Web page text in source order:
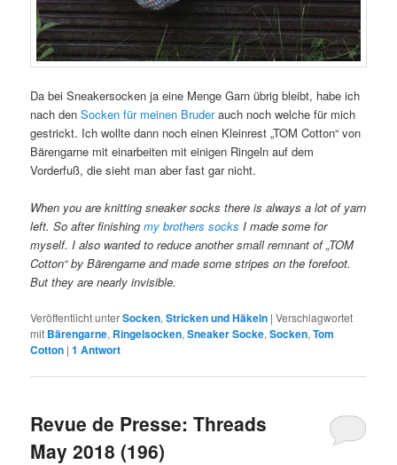
Da bei Sneakersocken ja eine Menge Garn übrig bleibt, habe ich
nach denSocken für meinen Bruderauch noch welche für mich
gestrickt. Ich wollte dann noch einen Kleinrest „TOM Cotton“ von
Bärengarne mit einarbeiten mit einigen Ringeln auf dem
Vorderfuß, die sieht man aber fast gar nicht.
When you are knitting sneaker socks there is always a lot of yarn
left. So after finishingmy brothers socks I made some for
myself. I also wanted to reduce another small remnant of „TOM
Cotton“ by Bärengarne and made some stripes on the forefoot.
But they are nearly invisible.
Veröffentlicht unterSocken,Stricken und Häkeln |Verschlagwortet
mit Bärengarne, Ringelsocken,Sneaker Socke,Socken,Tom
Cotton |1 Antwort
Revue de Presse: Threads
May 2018 (196)